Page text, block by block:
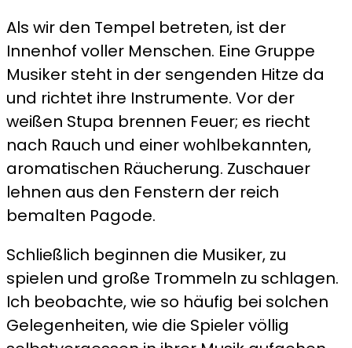
Als wir den Tempel betreten, ist der
Innenhof voller Menschen. Eine Gruppe
Musiker steht in der sengenden Hitze da
und richtet ihre Instrumente. Vor der
weißen Stupa brennen Feuer; es riecht
nach Rauch und einer wohlbekannten,
aromatischen Räucherung. Zuschauer
lehnen aus den Fenstern der reich
bemalten Pagode.
Schließlich beginnen die Musiker, zu
spielen und große Trommeln zu schlagen.
Ich beobachte, wie so häufig bei solchen
Gelegenheiten, wie die Spieler völlig